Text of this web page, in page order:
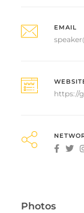
EMAIL
https://
Photos